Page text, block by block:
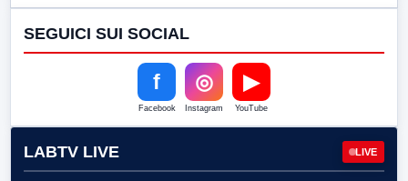
SEGUICI SUI SOCIAL
f
Facebook
◎
Instagram
▶
YouTube
LABTV LIVE LIVE